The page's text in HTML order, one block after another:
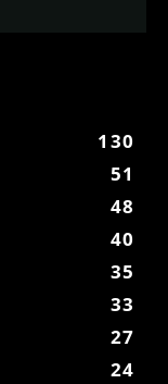
130
51
48
40
35
33
27
24